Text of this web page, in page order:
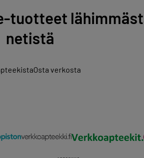
tuotteet
netistä
Osta verkosta